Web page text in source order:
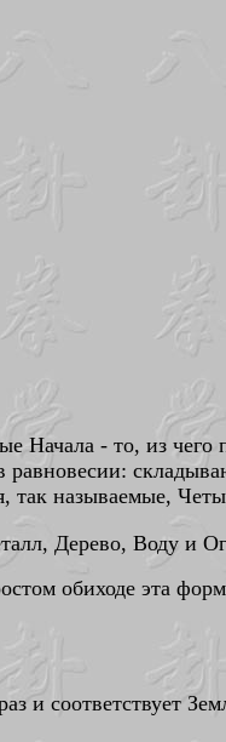
- то, из чего
называемые,
Дерево, Воду и
обиходе эта
и соответствует